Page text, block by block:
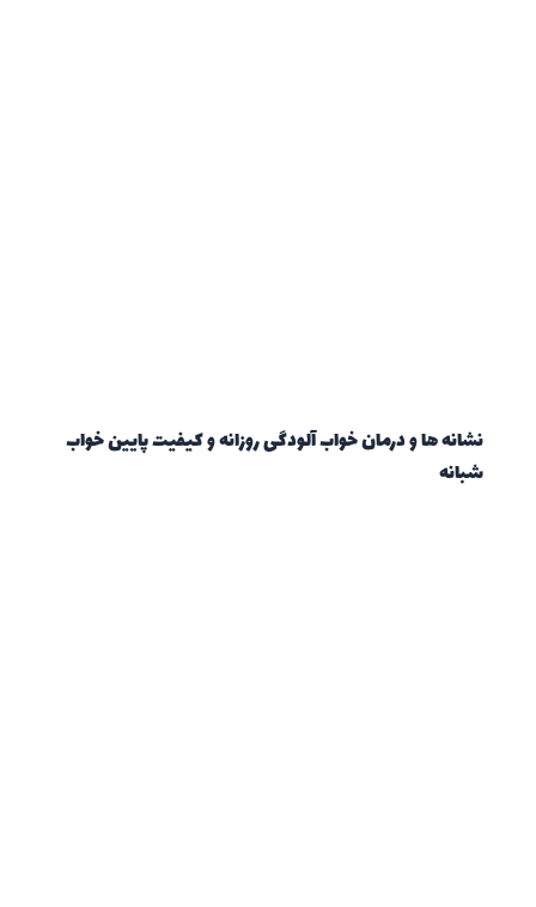
نشانه ها و درمان خواب آلودگی روزانه و کیفیت پایین خواب
شبانه